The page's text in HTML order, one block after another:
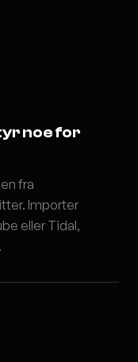
noe for
fra
Importer
eller Tidal,